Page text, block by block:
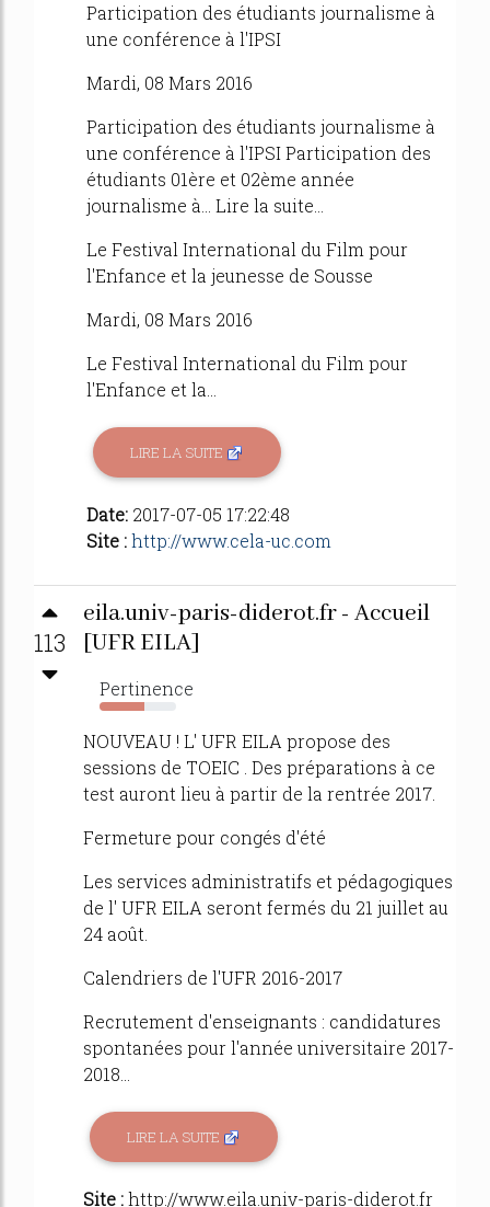
Participation des étudiants journalisme à
une conférence à l'IPSI
Mardi, 08 Mars 2016
Participation des étudiants journalisme à
une conférence à l'IPSI Participation des
étudiants 01ère et 02ème année
journalisme à... Lire la suite...
Le Festival International du Film pour
l'Enfance et la jeunesse de Sousse
Mardi, 08 Mars 2016
Le Festival International du Film pour
l'Enfance et la...
LIRE LA SUITE
Date: 2017-07-05 17:22:48
Site :http://www.cela-uc.com
113
eila.univ-paris-diderot.fr - Accueil
[UFR EILA]
Pertinence
58%
NOUVEAU ! L' UFR EILA propose des
sessions de TOEIC . Des préparations à ce
test auront lieu à partir de la rentrée 2017.
Fermeture pour congés d'été
Les services administratifs et pédagogiques
de l' UFR EILA seront fermés du 21 juillet au
24 août.
Calendriers de l'UFR 2016-2017
Recrutement d'enseignants : candidatures
spontanées pour l'année universitaire 2017-
2018...
LIRE LA SUITE
Site :http://www.eila.univ-paris-diderot.fr